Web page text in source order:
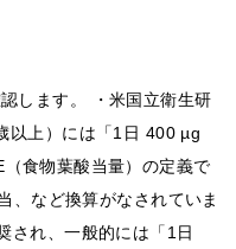
します。 ・米国立衛生研
以上）には「1日 400 µg
（食物葉酸当量）の定義で
、など換算がなされていま
され、一般的には「1日